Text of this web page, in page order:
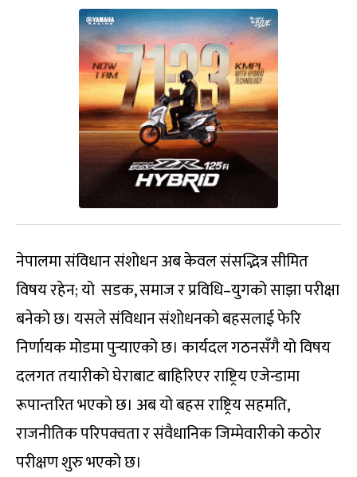
नेपालमा संविधान संशोधन अब केवल संसद्भित्र सीमित
विषय रहेन; यो सडक, समाज र प्रविधि–युगको साझा परीक्षा
बनेको छ। यसले संविधान संशोधनको बहसलाई फेरि
निर्णायक मोडमा पुर्‍याएको छ। कार्यदल गठनसँगै यो विषय
दलगत तयारीको घेराबाट बाहिरिएर राष्ट्रिय एजेन्डामा
रूपान्तरित भएको छ। अब यो बहस राष्ट्रिय सहमति,
राजनीतिक परिपक्वता र संवैधानिक जिम्मेवारीको कठोर
परीक्षण शुरु भएको छ।